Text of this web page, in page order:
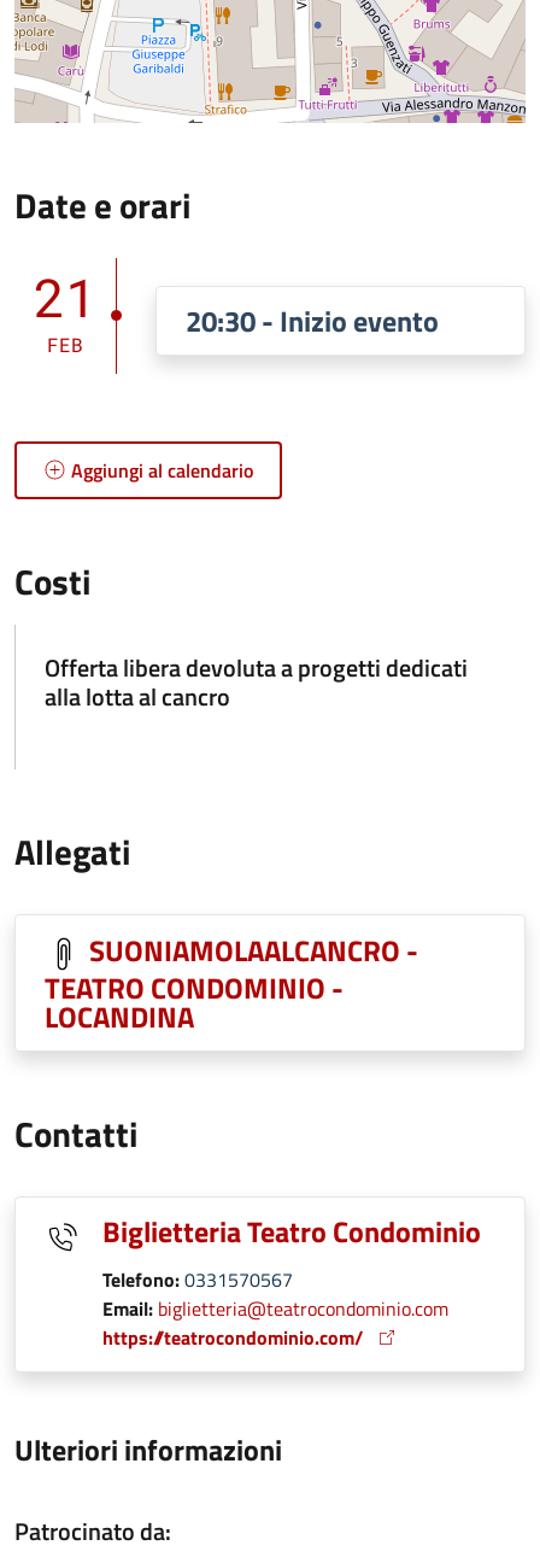
Date e orari
21
FEB
20:30 - Inizio evento
Aggiungi al calendario
Costi
Offerta libera devoluta a progetti dedicati
alla lotta al cancro
Allegati
SUONIAMOLAALCANCRO -
TEATRO CONDOMINIO -
LOCANDINA
Contatti
Biglietteria Teatro Condominio
Telefono:0331570567
Email: biglietteria@teatrocondominio.com
https://teatrocondominio.com/
Ulteriori informazioni
Patrocinato da: